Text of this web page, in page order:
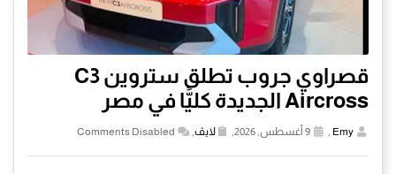
قصراوي جروب تطلق ستروين C3
Aircross الجديدة كليًّا في مصر
Emy
, لايڤ,
Comments Disabled